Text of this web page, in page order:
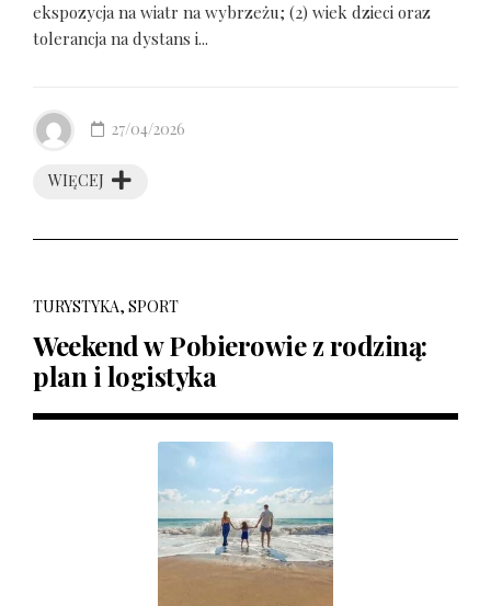
ekspozycja na wiatr na wybrzeżu; (2) wiek dzieci oraz
tolerancja na dystans i...
WIĘCEJ
27/04/2026
TURYSTYKA, SPORT
Weekend w Pobierowie z rodziną:
plan i logistyka